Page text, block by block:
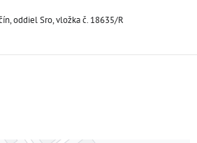
oddiel Sro, vložka č. 18635/R